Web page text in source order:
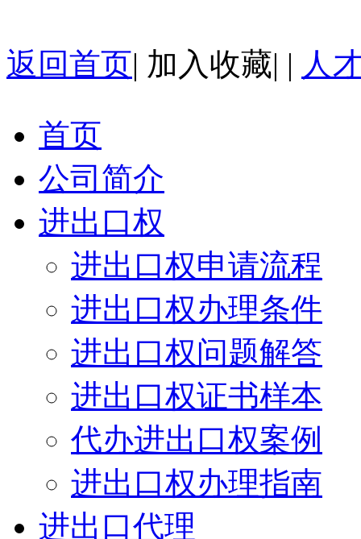
返回首页| 加入收藏| | 人
首页
公司简介
进出口权
进出口权申请流程
进出口权办理条件
进出口权问题解答
进出口权证书样本
代办进出口权案例
进出口权办理指南
进出口代理